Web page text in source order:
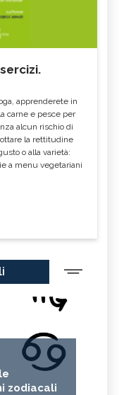
apprenderete in
carne e pesce per
alcun rischio di
la rettitudine
o alla varietà:
a menu vegetariani
zodiacali